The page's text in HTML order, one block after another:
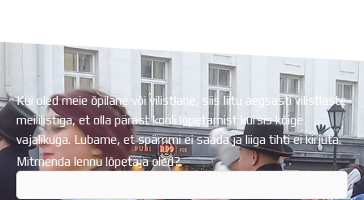
Kui oled meie õpilane või vilistlane, siis liitu aegsasti vilistlaste
meililistiga, et olla pärast kooli lõpetamist kursis kõige
vajalikuga. Lubame, et spämmi ei saada ja liiga tihti ei kirjuta.
Mitmenda lennu lõpetaja oled?